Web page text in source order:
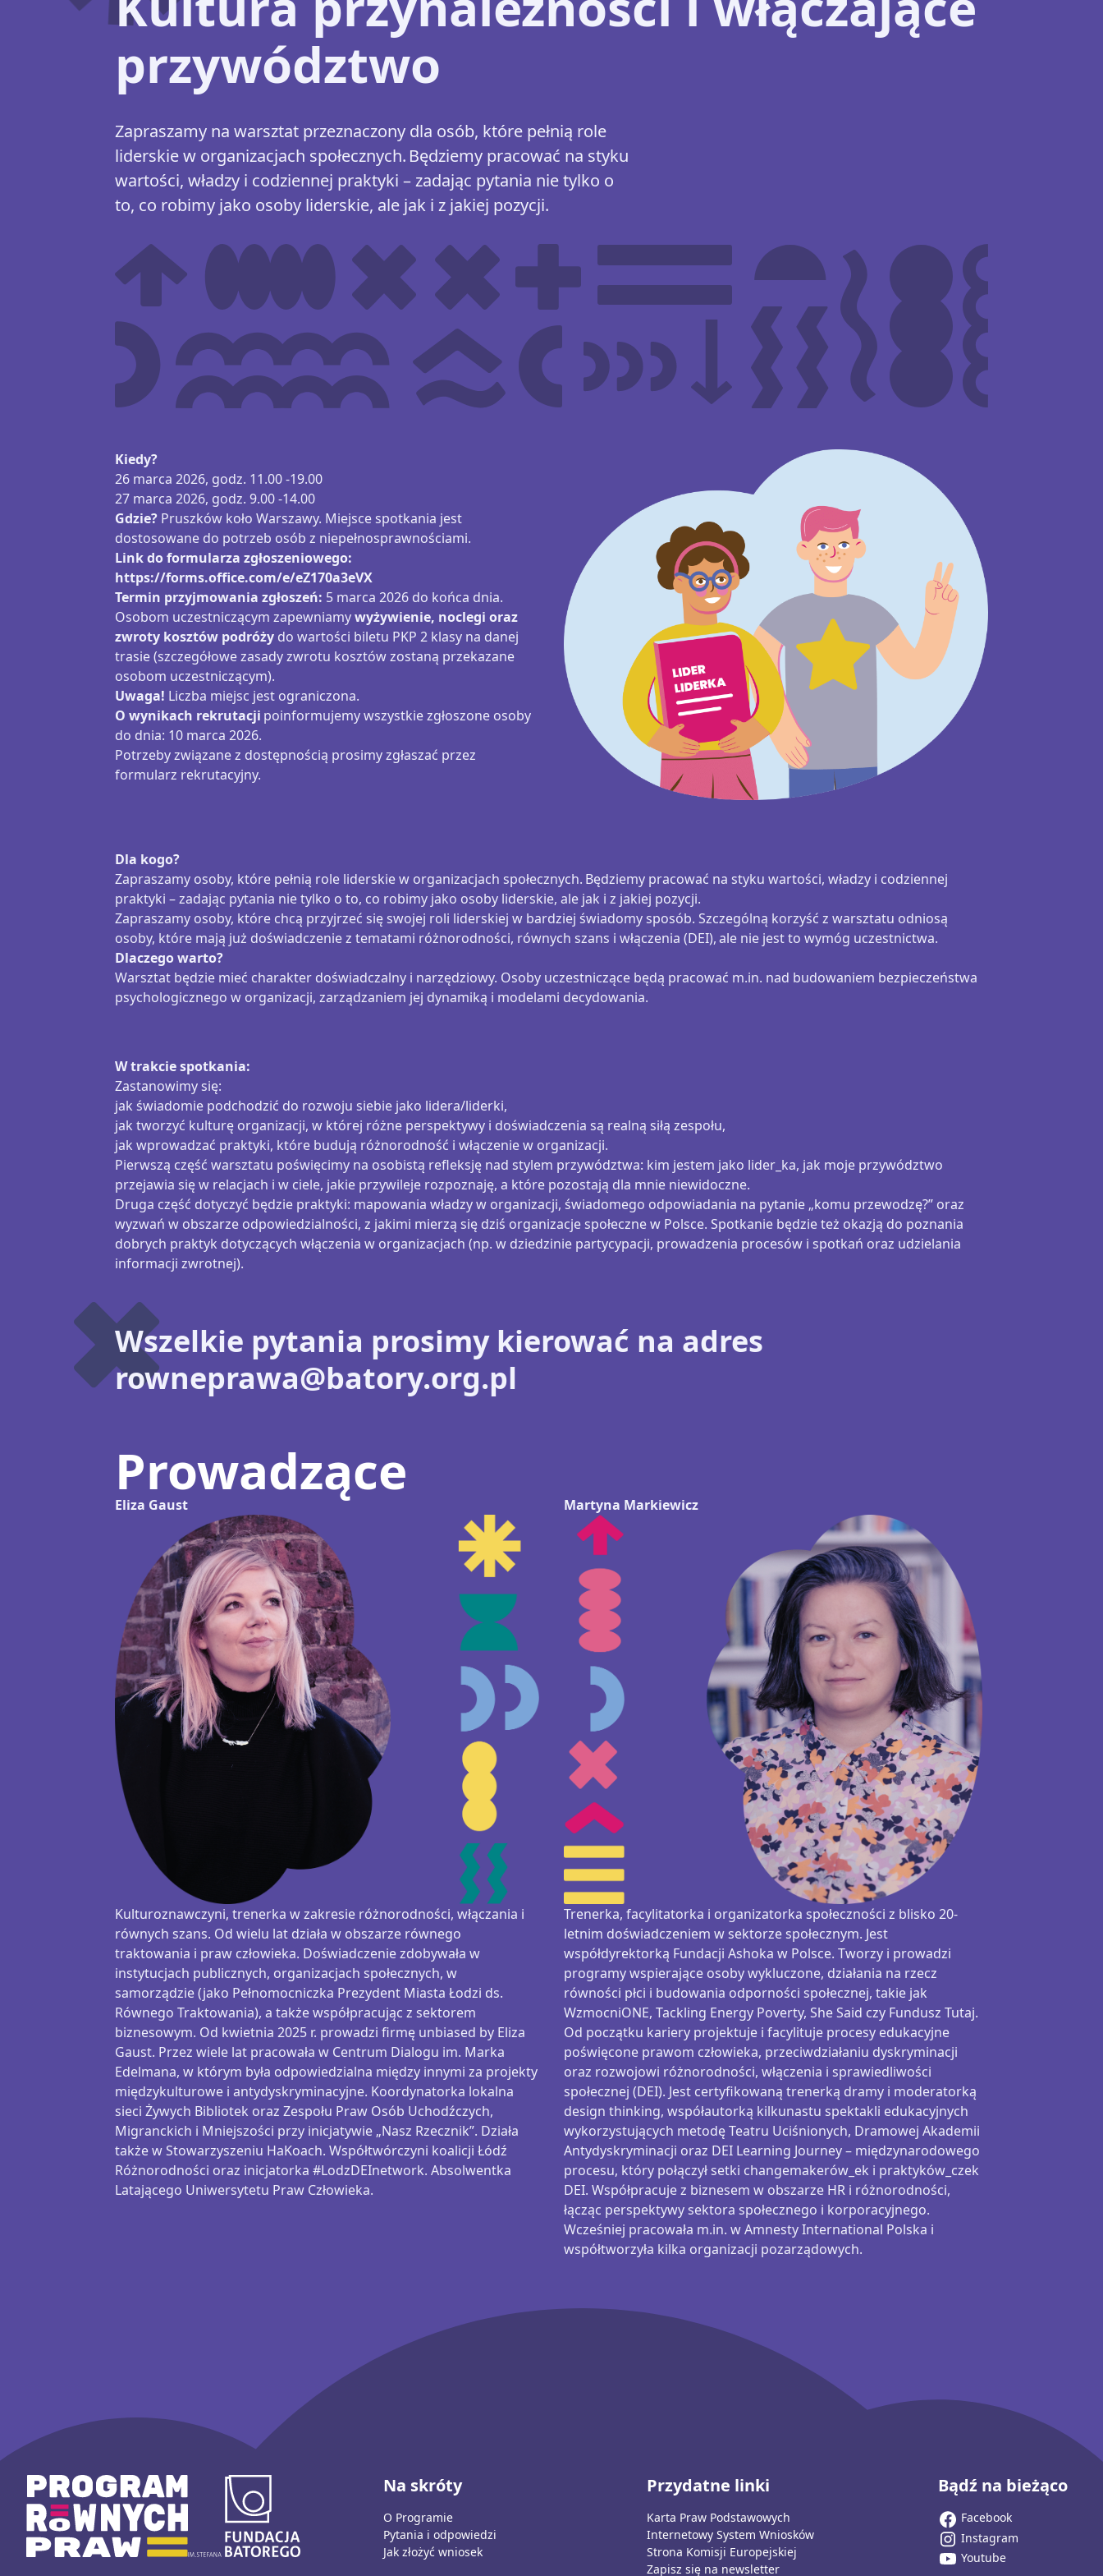
przywództwo
Zapraszamy na warsztat przeznaczony dla osób, które pełnią role
liderskie w organizacjach społecznych. Będziemy pracować na styku
wartości, władzy i codziennej praktyki – zadając pytania nie tylko o
to, co robimy jako osoby liderskie, ale jak i z jakiej pozycji.
Kiedy?
26 marca 2026, godz. 11.00 -19.00
27 marca 2026, godz. 9.00 -14.00
Gdzie? Pruszków koło Warszawy. Miejsce spotkania jest
dostosowane do potrzeb osób z niepełnosprawnościami.
Link do formularza zgłoszeniowego:
https://forms.office.com/e/eZ170a3eVX
Termin przyjmowania zgłoszeń: 5 marca 2026 do końca dnia.
Osobom uczestniczącym zapewniamywyżywienie, noclegi oraz
zwroty kosztów podróży do wartości biletu PKP 2 klasy na danej
trasie (szczegółowe zasady zwrotu kosztów zostaną przekazane
osobom uczestniczącym).
Uwaga! Liczba miejsc jest ograniczona.
O wynikach rekrutacji poinformujemy wszystkie zgłoszone osoby
do dnia: 10 marca 2026.
Potrzeby związane z dostępnością prosimy zgłaszać przez
formularz rekrutacyjny.
Dla kogo?
Zapraszamy osoby, które pełnią role liderskie w organizacjach społecznych. Będziemy pracować na styku wartości, władzy i codziennej
praktyki – zadając pytania nie tylko o to, co robimy jako osoby liderskie, ale jak i z jakiej pozycji.
Zapraszamy osoby, które chcą przyjrzeć się swojej roli liderskiej w bardziej świadomy sposób. Szczególną korzyść z warsztatu odniosą
osoby, które mają już doświadczenie z tematami różnorodności, równych szans i włączenia (DEI), ale nie jest to wymóg uczestnictwa.
Dlaczego warto?
Warsztat będzie mieć charakter doświadczalny i narzędziowy. Osoby uczestniczące będą pracować m.in. nad budowaniem bezpieczeństwa
psychologicznego w organizacji, zarządzaniem jej dynamiką i modelami decydowania.
W trakcie spotkania:
Zastanowimy się:
jak świadomie podchodzić do rozwoju siebie jako lidera/liderki,
jak tworzyć kulturę organizacji, w której różne perspektywy i doświadczenia są realną siłą zespołu,
jak wprowadzać praktyki, które budują różnorodność i włączenie w organizacji.
Pierwszą część warsztatu poświęcimy na osobistą refleksję nad stylem przywództwa: kim jestem jako lider_ka, jak moje przywództwo
przejawia się w relacjach i w ciele, jakie przywileje rozpoznaję, a które pozostają dla mnie niewidoczne.
Druga część dotyczyć będzie praktyki: mapowania władzy w organizacji, świadomego odpowiadania na pytanie „komu przewodzę?” oraz
wyzwań w obszarze odpowiedzialności, z jakimi mierzą się dziś organizacje społeczne w Polsce. Spotkanie będzie też okazją do poznania
dobrych praktyk dotyczących włączenia w organizacjach (np. w dziedzinie partycypacji, prowadzenia procesów i spotkań oraz udzielania
informacji zwrotnej).
Wszelkie pytania prosimy kierować na adres
rowneprawa@batory.org.pl
Prowadzące
Eliza Gaust
Kulturoznawczyni, trenerka w zakresie różnorodności, włączania i
równych szans. Od wielu lat działa w obszarze równego
traktowania i praw człowieka. Doświadczenie zdobywała w
instytucjach publicznych, organizacjach społecznych, w
samorządzie (jako Pełnomocniczka Prezydent Miasta Łodzi ds.
Równego Traktowania), a także współpracując z sektorem
biznesowym. Od kwietnia 2025 r. prowadzi firmę unbiased by Eliza
Gaust. Przez wiele lat pracowała w Centrum Dialogu im. Marka
Edelmana, w którym była odpowiedzialna między innymi za projekty
międzykulturowe i antydyskryminacyjne. Koordynatorka lokalna
sieci Żywych Bibliotek oraz Zespołu Praw Osób Uchodźczych,
Migranckich i Mniejszości przy inicjatywie „Nasz Rzecznik”. Działa
także w Stowarzyszeniu HaKoach. Współtwórczyni koalicji Łódź
Różnorodności oraz inicjatorka #LodzDEInetwork. Absolwentka
Latającego Uniwersytetu Praw Człowieka.
Martyna Markiewicz
Trenerka, facylitatorka i organizatorka społeczności z blisko 20-
letnim doświadczeniem w sektorze społecznym. Jest
współdyrektorką Fundacji Ashoka w Polsce. Tworzy i prowadzi
programy wspierające osoby wykluczone, działania na rzecz
równości płci i budowania odporności społecznej, takie jak
WzmocniONE, Tackling Energy Poverty, SheSaid czy Fundusz Tutaj.
Od początku kariery projektuje i facylitujeprocesy edukacyjne
poświęcone prawom człowieka, przeciwdziałaniu dyskryminacji
oraz rozwojowi różnorodności, włączenia i sprawiedliwości
społecznej (DEI). Jest certyfikowaną trenerką dramy i moderatorką
design thinking, współautorką kilkunastu spektakli edukacyjnych
wykorzystujących metodę Teatru Uciśnionych, Dramowej Akademii
Antydyskryminacji oraz DEI Learning Journey– międzynarodowego
procesu, który połączył setki changemakerów_ek i praktyków_czek
DEI. Współpracuje z biznesem w obszarze HR i różnorodności,
łącząc perspektywy sektora społecznego i korporacyjnego.
Wcześniej pracowała m.in. wAmnestyInternational Polska i
współtworzyła kilka organizacji pozarządowych.
Na skróty
O Programie
Pytania i odpowiedzi
Jak złożyć wniosek
Przydatne linki
Karta Praw Podstawowych
Internetowy System Wniosków
Strona Komisji Europejskiej
Zapisz się na newsletter
Bądź na bieżąco
Facebook
Instagram
Youtube